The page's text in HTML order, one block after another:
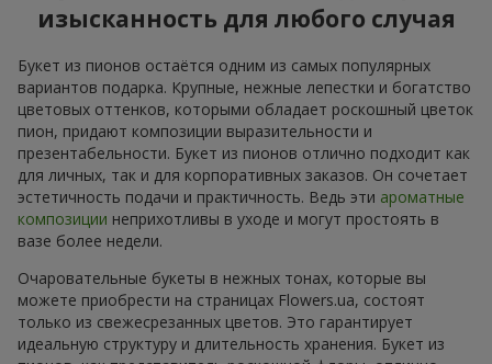
изысканность для любого случая
Букет из пионов остаётся одним из самых популярных
вариантов подарка. Крупные, нежные лепестки и богатство
цветовых оттенков, которыми обладает роскошный цветок
пион, придают композиции выразительности и
презентабельности. Букет из пионов отлично подходит как
для личных, так и для корпоративных заказов. Он сочетает
эстетичность подачи и практичность. Ведь эти ароматные
композиции неприхотливы в уходе и могут простоять в
вазе более недели.
Очаровательные букеты в нежных тонах, которые вы
можете приобрести на страницах Flowers.ua, состоят
только из свежесрезанных цветов. Это гарантирует
идеальную структуру и длительность хранения. Букет из